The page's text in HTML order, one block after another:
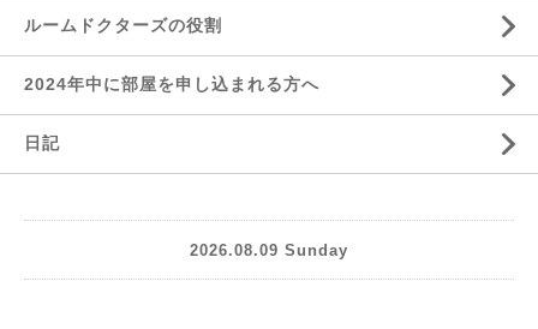
ルームドクターズの役割
2024年中に部屋を申し込まれる方へ
日記
2026.08.09 Sunday